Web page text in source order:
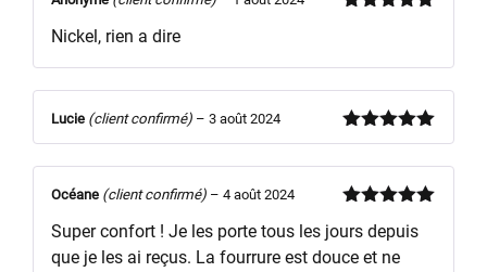
Nickel, rien a dire
Note5sur
Lucie (client confirmé) – 3 août 2024
5
Océane (client confirmé) – 4 août 2024
Super confort ! Je les porte tous les jours depuis
que je les ai reçus. La fourrure est douce et ne